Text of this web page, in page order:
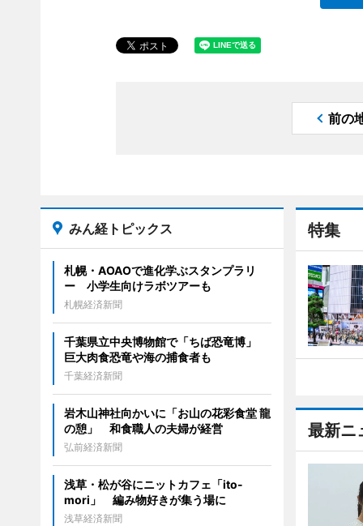
前の
特集
最新ニ
みん経トピックス
札幌・AOAOで進化学ぶスタンプラリ
ー 小学生向けラボツアーも
札幌経済新聞
千葉県立中央博物館で「ちば恐竜博」
巨大肉食恐竜や海の捕食者も
千葉経済新聞
岩木山神社向かいに「お山の花彩食堂 龍
の憩」 和食職人の夫婦が経営
弘前経済新聞
浅草・松が谷にニットカフェ「ito-
mori」 編み物好きが集う場に
浅草経済新聞